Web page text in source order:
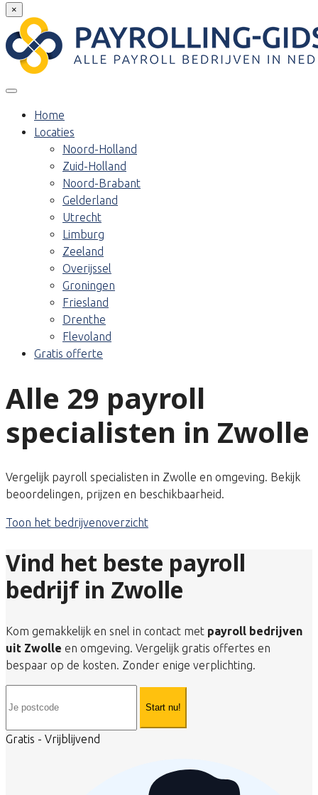
×
Home
Locaties
Noord-Holland
Zuid-Holland
Noord-Brabant
Gelderland
Utrecht
Limburg
Zeeland
Overijssel
Groningen
Friesland
Drenthe
Flevoland
Gratis offerte
Alle 29 payroll
specialisten in Zwolle
Vergelijk payroll specialisten in Zwolle en omgeving. Bekijk
beoordelingen, prijzen en beschikbaarheid.
Toon het bedrijvenoverzicht
Vind het beste payroll
bedrijf in Zwolle
Kom gemakkelijk en snel in contact met payroll bedrijven
uit Zwolle en omgeving. Vergelijk gratis offertes en
bespaar op de kosten. Zonder enige verplichting.
Start nu!
Gratis - Vrijblijvend